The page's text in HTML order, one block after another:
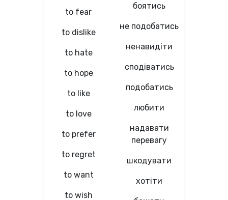
to fear
to dislike
to hate
to hope
to like
to love
to prefer
to regret
to want
to wish
боятись
не подобатись
ненавидіти
сподіватись
подобатись
любити
надавати
перевагу
шкодувати
хотіти